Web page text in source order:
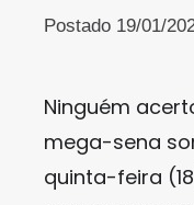
Postado 19/01/
Ninguém
mega-sena
quinta-feira